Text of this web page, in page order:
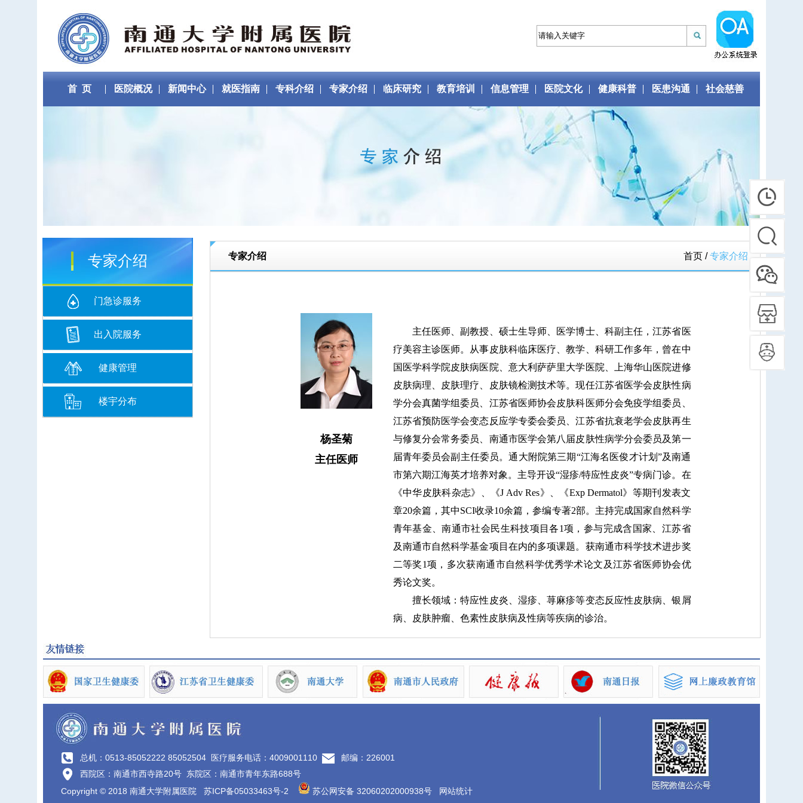
首 页 医院概况 新闻中心 就医指南 专科介绍 专家介绍 临床研究 教育培训 信息管理 医院文化 健康科普 医患沟通 社会慈善
专家介绍
门急诊服务
出入院服务
健康管理
楼宇分布
专家介绍 首页 /专家介绍
杨圣菊
主任医师
主任医师、副教授、硕士生导师、医学博士、科副主任，江苏省医
疗美容主诊医师。从事皮肤科临床医疗、教学、科研工作多年，曾在中
国医学科学院皮肤病医院、意大利萨萨里大学医院、上海华山医院进修
皮肤病理、皮肤理疗、皮肤镜检测技术等。现任江苏省医学会皮肤性病
学分会真菌学组委员、江苏省医师协会皮肤科医师分会免疫学组委员、
江苏省预防医学会变态反应学专委会委员、江苏省抗衰老学会皮肤再生
与修复分会常务委员、南通市医学会第八届皮肤性病学分会委员及第一
届青年委员会副主任委员。通大附院第三期“江海名医俊才计划”及南通
市第六期江海英才培养对象。主导开设“湿疹/特应性皮炎”专病门诊。在
《中华皮肤科杂志》、《J Adv Res》、《Exp Dermatol》等期刊发表文
章20余篇，其中SCI收录10余篇，参编专著2部。主持完成国家自然科学
青年基金、南通市社会民生科技项目各1项，参与完成含国家、江苏省
及南通市自然科学基金项目在内的多项课题。获南通市科学技术进步奖
二等奖1项，多次获南通市自然科学优秀学术论文及江苏省医师协会优
秀论文奖。
擅长领域：特应性皮炎、湿疹、荨麻疹等变态反应性皮肤病、银屑
病、皮肤肿瘤、色素性皮肤病及性病等疾病的诊治。
总机：0513-85052222 85052504 医疗服务电话：4009001110
邮编：226001
西院区：南通市西寺路20号 东院区：南通市青年东路688号
Copyright © 2018 南通大学附属医院 苏ICP备05033463号-2 苏公网安备 32060202000938号 网站统计